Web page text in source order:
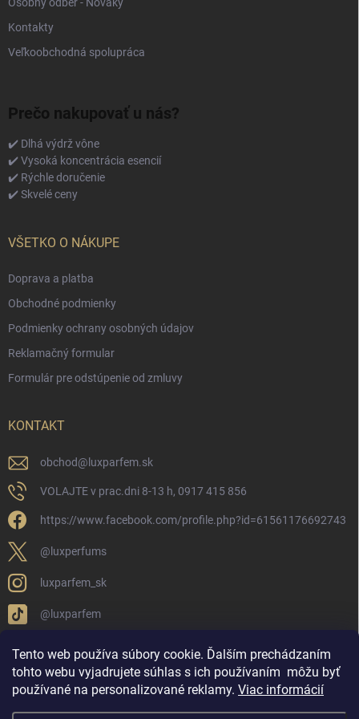
Tento web používa súbory cookie. Ďalším prechádzaním
tohto webu vyjadrujete súhlas s ich používaním môžu byť
používané na personalizované reklamy. Viac informácií
Kontakty
Veľkoobchodná spolupráca
Prečo nakupovať u nás?
✔️ Dlhá výdrž vône
✔️ Vysoká koncentrácia esencií
✔️ Rýchle doručenie
✔️ Skvelé ceny
VŠETKO O NÁKUPE
Doprava a platba
Obchodné podmienky
Podmienky ochrany osobných údajov
Reklamačný formular
Formulár pre odstúpenie od zmluvy
KONTAKT
obchod@ luxparfem.sk
VOLAJTE v prac.dni 8-13 h, 0917 415 856
https://www.facebook.com/profile.php?id=61561176692743
@luxperfums
luxparfem_sk
@luxparfem
LUX PARFÉM NOVÁKY
Lux Parfém Skupina na FB
Lux Parfum - Česká Republika
Lux Parfumok - Hungary